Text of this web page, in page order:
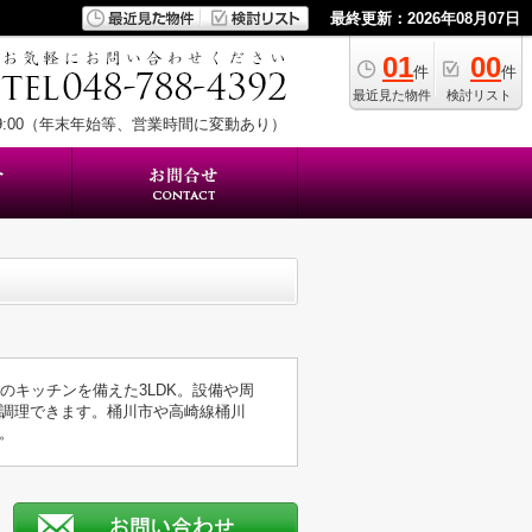
最終更新：2026年08月07日
01件
最近見た物件
00件
検討リスト
（年末年始等、営業時間に変動あり）
キッチンを備えた3LDK。設備や周
理できます。桶川市や高崎線桶川